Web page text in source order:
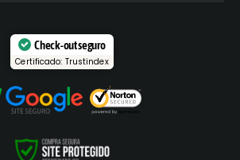
Check-out seguro
Certificado: Trustindex